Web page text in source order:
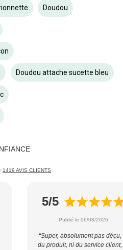
Doudou
Doudou attache sucette bleu
1419 AVIS CLIENTS
5/5
Publié le 06/08/2026
“Super, absolument pas déçu,
du produit, ni du service